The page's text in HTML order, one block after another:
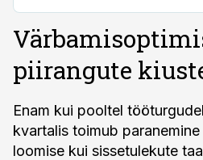
piirangute
Enam kui pooltel
kvartalis toimub
loomise kui sissetulekute